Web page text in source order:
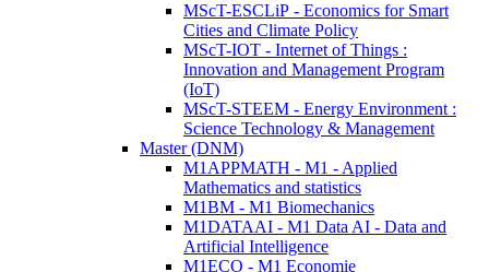
MScT-ESCLiP - Economics for Smart
Cities and Climate Policy
MScT-IOT - Internet of Things :
Innovation and Management Program
(IoT)
MScT-STEEM - Energy Environment :
Science Technology & Management
Master (DNM)
M1APPMATH - M1 - Applied
Mathematics and statistics
M1BM - M1 Biomechanics
M1DATAAI - M1 Data AI - Data and
Artificial Intelligence
M1ECO - M1 Economie